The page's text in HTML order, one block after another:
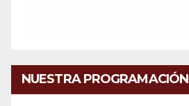
NUESTRA PROGRAMACIÓN